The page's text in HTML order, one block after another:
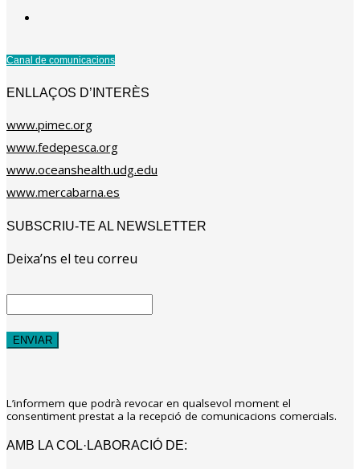
Canal de comunicacions
ENLLAÇOS D’INTERÈS
www.pimec.org
www.fedepesca.org
www.oceanshealth.udg.edu
www.mercabarna.es
SUBSCRIU-TE AL NEWSLETTER
Deixa’ns el teu correu
L’informem que podrà revocar en qualsevol moment el
consentiment prestat a la recepció de comunicacions comercials.
AMB LA COL·LABORACIÓ DE: